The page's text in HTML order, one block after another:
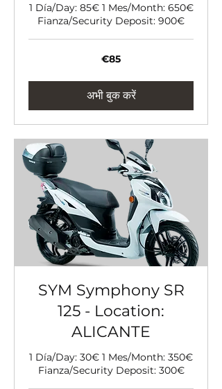
1 Día/Day: 85€ 1 Mes/Month: 650€
Fianza/Security Deposit: 900€
€85
अभी बुक करें
SYM Symphony SR
125 - Location:
ALICANTE
1 Día/Day: 30€ 1 Mes/Month: 350€
Fianza/Security Deposit: 300€